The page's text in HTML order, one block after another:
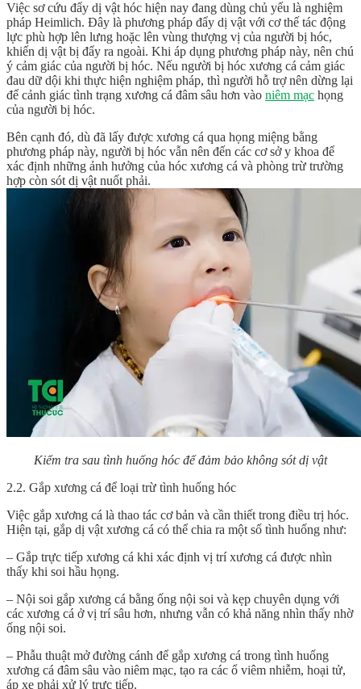
Việc sơ cứu đẩy dị vật hóc hiện nay đang dùng chủ yếu là nghiệm
pháp Heimlich. Đây là phương pháp đẩy dị vật với cơ thế tác động
lực phù hợp lên lưng hoặc lên vùng thượng vị của người bị hóc,
khiến dị vật bị đẩy ra ngoài. Khi áp dụng phương pháp này, nên chú
ý cảm giác của người bị hóc. Nếu người bị hóc xương cá cảm giác
đau dữ dội khi thực hiện nghiệm pháp, thì người hỗ trợ nên dừng lại
để cảnh giác tình trạng xương cá đâm sâu hơn vào niêm mạc họng
của người bị hóc.
Bên cạnh đó, dù đã lấy được xương cá qua họng miệng bằng
phương pháp này, người bị hóc vẫn nên đến các cơ sở y khoa để
xác định những ảnh hưởng của hóc xương cá và phòng trừ trường
hợp còn sót dị vật nuốt phải.
Kiểm tra sau tình huống hóc để đảm bảo không sót dị vật
2.2. Gắp xương cá để loại trừ tình huống hóc
Việc gắp xương cá là thao tác cơ bản và cần thiết trong điều trị hóc.
Hiện tại, gắp dị vật xương cá có thể chia ra một số tình huống như:
– Gắp trực tiếp xương cá khi xác định vị trí xương cá được nhìn
thấy khi soi hầu họng.
– Nội soi gắp xương cá bằng ống nội soi và kẹp chuyên dụng với
các xương cá ở vị trí sâu hơn, nhưng vẫn có khả năng nhìn thấy nhờ
ống nội soi.
– Phẫu thuật mở đường cánh để gắp xương cá trong tình huống
xương cá đâm sâu vào niêm mạc, tạo ra các ổ viêm nhiễm, hoại tử,
áp xe phải xử lý trực tiếp.